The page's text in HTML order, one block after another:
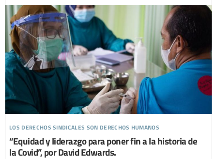
los derechos sindicales son derechos humanos
“Equidad y liderazgo para poner fin a la historia de
la Covid”, por David Edwards.